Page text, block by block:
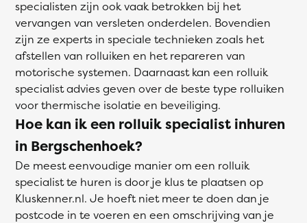
specialisten zijn ook vaak betrokken bij het
vervangen van versleten onderdelen. Bovendien
zijn ze experts in speciale technieken zoals het
afstellen van rolluiken en het repareren van
motorische systemen. Daarnaast kan een rolluik
specialist advies geven over de beste type rolluiken
voor thermische isolatie en beveiliging.
Hoe kan ik een rolluik specialist inhuren
in Bergschenhoek?
De meest eenvoudige manier om een rolluik
specialist te huren is door je klus te plaatsen op
Kluskenner.nl. Je hoeft niet meer te doen dan je
postcode in te voeren en een omschrijving van je